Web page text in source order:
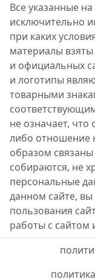
Все указанные
исключительно
при каких
материалы
и официальных
и логотипы
товарными
не означает, что
либо отношение
образом
собираются, не
персональные
данном сайте,
пользования
работы с сайтом